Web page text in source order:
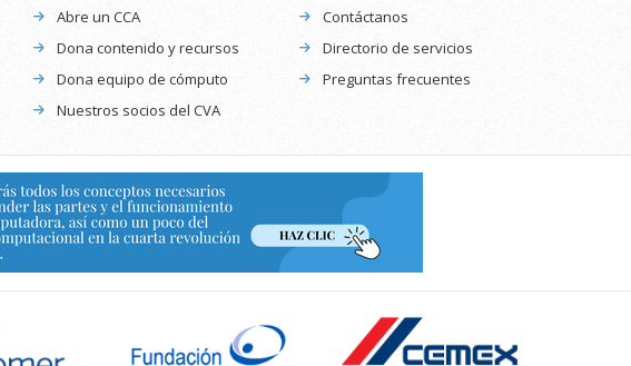
Abre un CCA
Dona contenido y recursos
Dona equipo de cómputo
Nuestros socios del CVA
Contáctanos
Directorio de servicios
Preguntas frecuentes